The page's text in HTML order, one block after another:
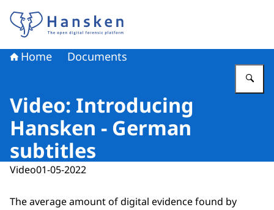
To the homepage of Hansken
Home Documents
Video: Introducing
Hansken - German
subtitles
Video01-05-2022
The average amount of digital evidence found by